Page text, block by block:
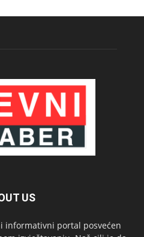
US
informativni portal posvećen